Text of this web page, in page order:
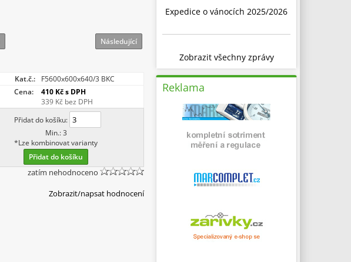
Následující
Kat.č.:
F5600x600x640/3 BKC
Cena:
410 Kčs DPH
339 Kč bez DPH
Přidat do košíku:
Min.: 3
*Lze kombinovat varianty
Přidat do košíku
zatím nehodnoceno
Zobrazit/napsat hodnocení
Expedice o vánocích 2025/2026
Zobrazit všechny zprávy
Reklama